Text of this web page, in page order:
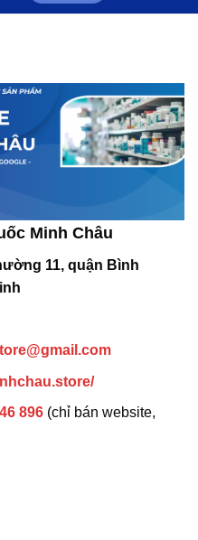
Minh Châu
11, quận Bình
896 (chỉ bán website,